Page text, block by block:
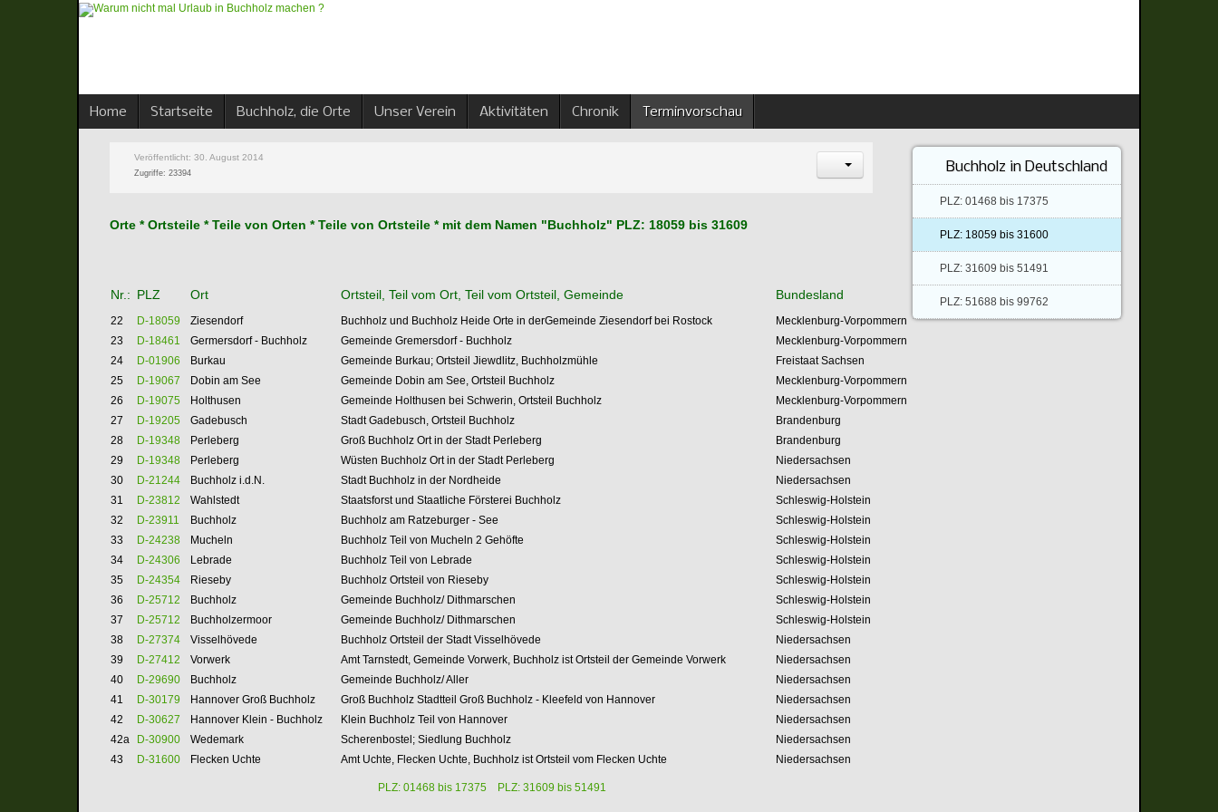
Home Startseite Buchholz, die Orte Unser Verein Aktivitäten Chronik Terminvorschau
Veröffentlicht: 30. August 2014
Zugriffe: 23394
Orte * Ortsteile * Teile von Orten * Teile von Ortsteile * mit dem Namen "Buchholz" PLZ: 18059 bis 31609
Nr.: PLZ Ort Ortsteil, Teil vom Ort, Teil vom Ortsteil, Gemeinde Bundesland
22 D-18059 Ziesendorf Buchholz und Buchholz Heide Orte in derGemeinde Ziesendorf bei Rostock
Mecklenburg-Vorpommern
23
D-18461 Germersdorf - Buchholz Gemeinde Gremersdorf - Buchholz
Mecklenburg-Vorpommern
24
D-01906 Burkau Gemeinde Burkau; Ortsteil Jiewdlitz, Buchholzmühle
Freistaat Sachsen
25
D-19067 Dobin am See Gemeinde Dobin am See, Ortsteil Buchholz
Mecklenburg-Vorpommern
26
D-19075 Holthusen Gemeinde Holthusen bei Schwerin, Ortsteil Buchholz
Mecklenburg-Vorpommern
27
D-19205 Gadebusch Stadt Gadebusch, Ortsteil Buchholz
Brandenburg
28
D-19348 Perleberg Groß Buchholz Ort inder Stadt Perleberg
Brandenburg
29
D-19348 Perleberg Wüsten Buchholz Ort in der Stadt Perleberg
Niedersachsen
30
D-21244 Buchholz i.d.N. Stadt Buchholz in der Nordheide
Niedersachsen
31
D-23812 Wahlstedt Staatsforst und Staatliche Försterei Buchholz
Schleswig-Holstein
32
D-23911 Buchholz Buchholz am Ratzeburger - See
Schleswig-Holstein
33
D-24238 Mucheln BuchholzTeilvon Mucheln 2 Gehöfte
Schleswig-Holstein
34
D-24306 Lebrade BuchholzTeil von Lebrade
Schleswig-Holstein
35
D-24354 Rieseby BuchholzOrtsteil von Rieseby
Schleswig-Holstein
36
D-25712 Buchholz Gemeinde Buchholz/ Dithmarschen
Schleswig-Holstein
37
D-25712 Buchholzermoor Gemeinde Buchholz/ Dithmarschen
Schleswig-Holstein
38
D-27374 Visselhövede BuchholzOrtsteil der Stadt Visselhövede
Niedersachsen
39
D-27412 Vorwerk Amt Tarnstedt, Gemeinde Vorwerk, Buchholz ist Ortsteil der Gemeinde Vorwerk
Niedersachsen
40
D-29690 Buchholz Gemeinde Buchholz/ Aller
Niedersachsen
41
D-30179 HannoverGroß Buchholz Groß Buchholz Stadtteil Groß Buchholz - Kleefeld von Hannover
Niedersachsen
42
D-30627 Hannover Klein - Buchholz Klein Buchholz Teil von Hannover
Niedersachsen
42a
D-30900 Wedemark Scherenbostel; Siedlung Buchholz
Niedersachsen
43
D-31600 Flecken Uchte Amt Uchte, Flecken Uchte, Buchholz ist Ortsteil vom Flecken Uchte Niedersachsen
PLZ: 01468 bis 17375 PLZ: 31609 bis 51491
Buchholz in Deutschland
PLZ: 01468 bis 17375
PLZ: 18059 bis 31600
PLZ: 31609 bis 51491
PLZ: 51688 bis 99762